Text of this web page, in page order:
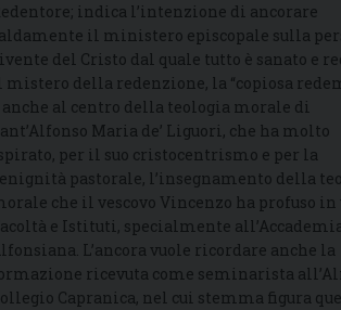
indica l’intenzione di ancorare
il ministero episcopale sulla
del Cristo dal quale tutto è sanato e
mistero della redenzione, la “copiosa
anche al centro della teologia morale di
Maria de’ Liguori, che ha molto
per il suo cristocentrismo e per la
pastorale, l’insegnamento della
che il vescovo Vincenzo ha profuso in
e Istituti, specialmente
L’ancora vuole ricordare anche la
ricevuta come seminarista
Capranica, nel cui stemma figura